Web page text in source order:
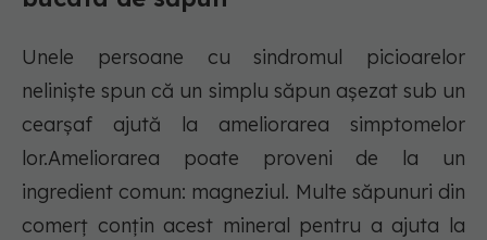
Unele persoane cu sindromul picioarelor
neliniște spun că un simplu săpun așezat sub un
cearșaf ajută la ameliorarea simptomelor
lor.Ameliorarea poate proveni de la un
ingredient comun: magneziul. Multe săpunuri din
comerț conțin acest mineral pentru a ajuta la